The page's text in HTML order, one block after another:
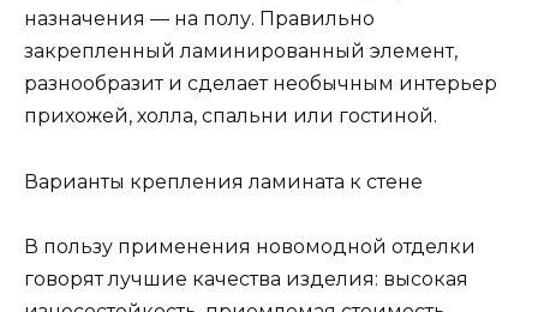
назначения — на полу. Правильно
закрепленный ламинированный элемент,
разнообразит и сделает необычным интерьер
прихожей, холла, спальни или гостиной.
Варианты крепления ламината к стене
В пользу применения новомодной отделки
говорят лучшие качества изделия: высокая